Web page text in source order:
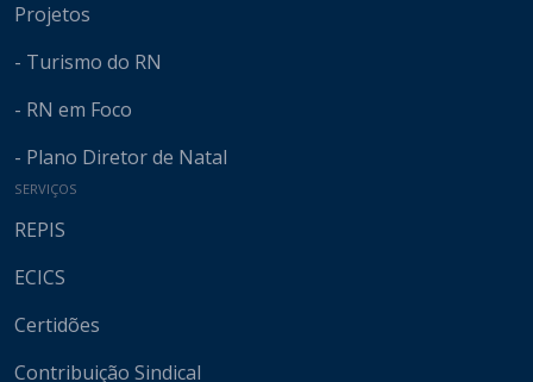
Projetos
- Turismo do RN
- RN em Foco
- Plano Diretor de Natal
SERVIÇOS
REPIS
ECICS
Certidões
Contribuição Sindical